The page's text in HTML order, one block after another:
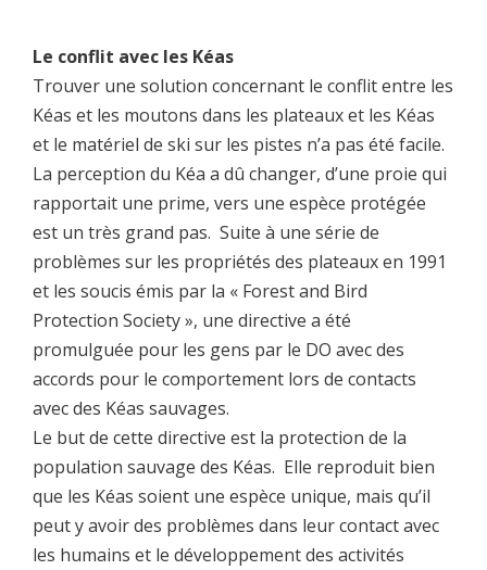
Le conflit avec les Kéas
Trouver une solution concernant le conflit entre les
Kéas et les moutons dans les plateaux et les Kéas
et le matériel de ski sur les pistes n’a pas été facile.
La perception du Kéa a dû changer, d’une proie qui
rapportait une prime, vers une espèce protégée
est un très grand pas. Suite à une série de
problèmes sur les propriétés des plateaux en 1991
et les soucis émis par la « Forest and Bird
Protection Society », une directive a été
promulguée pour les gens par le DO avec des
accords pour le comportement lors de contacts
avec des Kéas sauvages.
Le but de cette directive est la protection de la
population sauvage des Kéas. Elle reproduit bien
que les Kéas soient une espèce unique, mais qu’il
peut y avoir des problèmes dans leur contact avec
les humains et le développement des activités